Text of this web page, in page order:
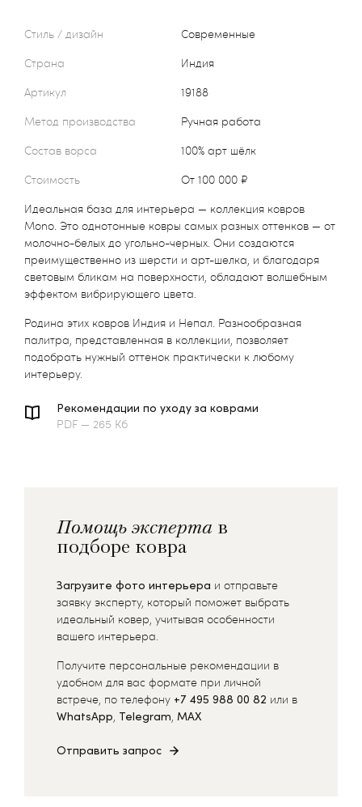
Стиль / дизайн
Современные
Страна
Индия
Артикул
19188
Метод производства
Ручная работа
Состав ворса
100% арт шёлк
Стоимость
от 100 000 ₽
Идеальная база для интерьера — коллекция ковров
Mono. Это однотонные ковры самых разных оттенков — от
молочно-белых до угольно-черных. Они создаются
преимущественно из шерсти и арт-шелка, и благодаря
световым бликам на поверхности, обладают волшебным
эффектом вибрирующего цвета.
Родина этих ковров Индия и Непал. Разнообразная
палитра, представленная в коллекции, позволяет
подобрать нужный оттенок практически к любому
интерьеру.
Рекомендации по уходу за коврами
PDF — 265 Кб
Помощь эксперта в
подборе ковра
Загрузите фото интерьера и отправьте
заявку эксперту, который поможет выбрать
идеальный ковер, учитывая особенности
вашего интерьера.
Получите персональные рекомендации в
удобном для вас формате при личной
встрече, по телефону +7 495 988 00 82 или в
WhatsApp, Telegram, MAX
Отправить запрос